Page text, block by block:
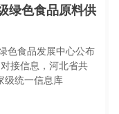
绿色食品原料供
色食品发展中心公布
接信息，河北省共
级统一信息库